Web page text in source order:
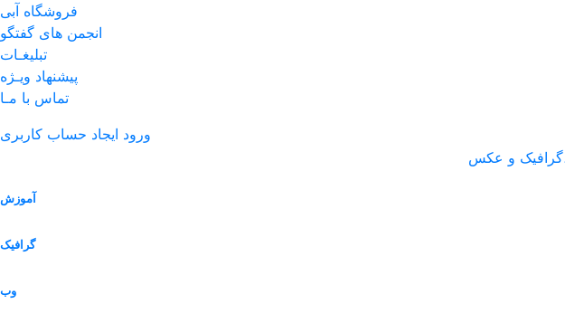
فروشگاه آبی
انجمن های گفتگو
تبلیغـات
پیشنهاد ویـژه
تماس با مـا
ورود ایجاد حساب کاربری
آموزش
گرافیک
وب